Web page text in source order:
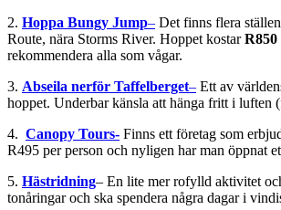
2. Hoppa Bungy Jump– Det finns flera
Route, nära Storms River. Hoppet kostarR850
rekommendera alla som vågar.
3. Abseila nerför Taffelberget– Ett av
hoppet. Underbar känsla att hänga fritt i luften
4. Canopy Tours- Finns ett företag som
R495 per person och nyligen har man öppnat
5. Hästridning– En lite mer rofylld aktivitet
tonåringar och ska spendera några dagar i